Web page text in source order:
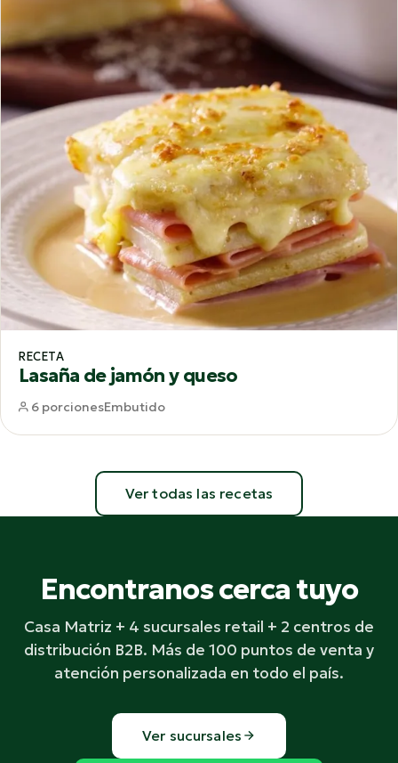
RECETA
Lasaña de jamón y queso
6 porcionesEmbutido
Ver todas las recetas
Encontranos cerca tuyo
Casa Matriz + 4 sucursales retail + 2 centros de
distribución B2B. Más de 100 puntos de venta y
atención personalizada en todo el país.
Ver sucursales